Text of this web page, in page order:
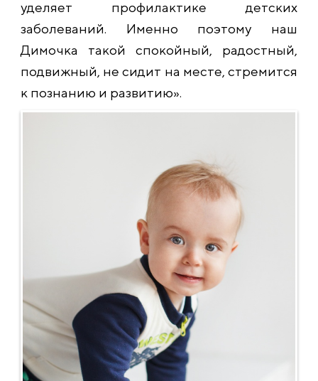
уделяет профилактике детских
заболеваний. Именно поэтому наш
Димочка такой спокойный, радостный,
подвижный, не сидит на месте, стремится
к познанию и развитию».